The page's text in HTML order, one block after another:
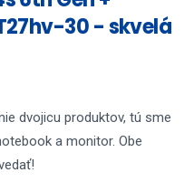
30 - skvelá
dvojicu produktov, tú sme
a monitor. Obe